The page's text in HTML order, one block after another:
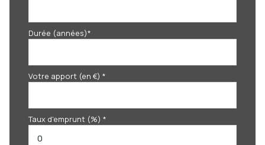
Durée (années)*
Votre apport (en €) *
Taux d'emprunt (%) *